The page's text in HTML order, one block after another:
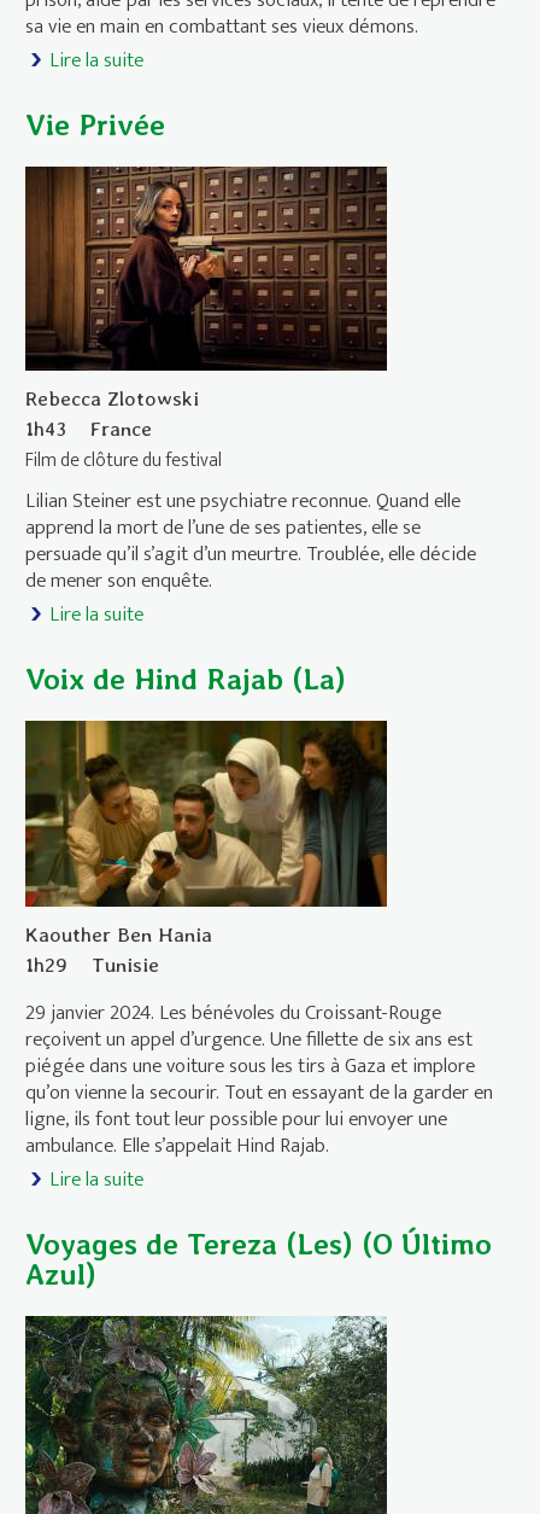
sa vie en main en combattant ses vieux démons.
Lire la suite
Vie Privée
Rebecca Zlotowski
1h43
France
Film de clôture du festival
Lilian Steiner est une psychiatre reconnue. Quand elle
apprend la mort de l’une de ses patientes, elle se
persuade qu’il s’agit d’un meurtre. Troublée, elle décide
de mener son enquête.
Lire la suite
Voix de Hind Rajab (La)
Kaouther Ben Hania
1h29
Tunisie
29 janvier 2024. Les bénévoles du Croissant-Rouge
reçoivent un appel d’urgence. Une fillette de six ans est
piégée dans une voiture sous les tirs à Gaza et implore
qu’on vienne la secourir. Tout en essayant de la garder en
ligne, ils font tout leur possible pour lui envoyer une
ambulance. Elle s’appelait Hind Rajab.
Lire la suite
Voyages de Tereza (Les) (O Último
Azul)